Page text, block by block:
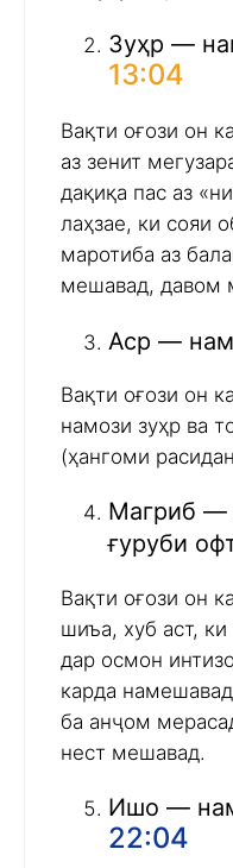
Зуҳр —
13:04
Вақти оғози он
аз зенит
дақиқа пас аз
лаҳзае, ки сояи
маротиба аз
мешавад, давом
Аср —
Вақти оғози он
намози зуҳр ва
(ҳангоми
Магриб —
ғуруби
Вақти оғози он
шиъа, хуб аст,
дар осмон
карда
ба анҷом
нест мешавад.
Ишо —
22:04